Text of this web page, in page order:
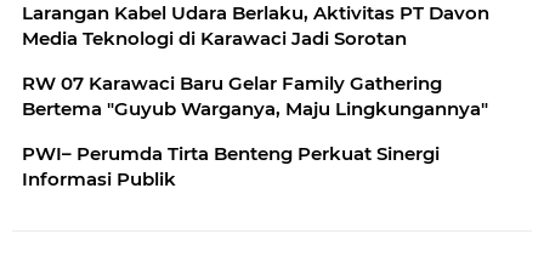
Larangan Kabel Udara Berlaku, Aktivitas PT Davon
Media Teknologi di Karawaci Jadi Sorotan
RW 07 Karawaci Baru Gelar Family Gathering
Bertema "Guyub Warganya, Maju Lingkungannya"
PWI– Perumda Tirta Benteng Perkuat Sinergi
Informasi Publik